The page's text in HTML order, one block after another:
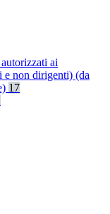
ai
e non dirigenti) (da
17